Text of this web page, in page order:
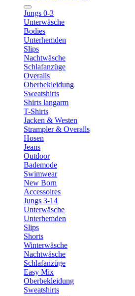
Jungs 0-3
Unterwäsche
Bodies
Unterhemden
Slips
Nachtwäsche
Schlafanzüge
Overalls
Oberbekleidung
Sweatshirts
Shirts langarm
T-Shirts
Jacken & Westen
Strampler & Overalls
Hosen
Jeans
Outdoor
Bademode
Swimwear
New Born
Accessoires
Jungs 3-14
Unterwäsche
Unterhemden
Slips
Shorts
Winterwäsche
Nachtwäsche
Schlafanzüge
Easy Mix
Oberbekleidung
Sweatshirts